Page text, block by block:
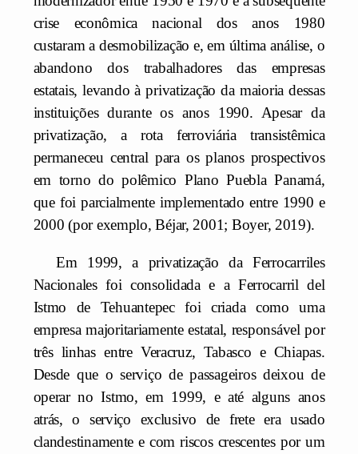
crise econômica nacional dos anos 1980
custaram a desmobilização e, em última análise, o
abandono dos trabalhadores das empresas
estatais, levando à privatização da maioria dessas
instituições durante os anos 1990. Apesar da
privatização, a rota ferroviária transistêmica
permaneceu central para os planos prospectivos
em torno do polêmico Plano Puebla Panamá,
que foi parcialmente implementado entre 1990 e
2000 (por exemplo, Béjar, 2001; Boyer, 2019).
Em 1999, a privatização da Ferrocarriles
Nacionales foi consolidada e a Ferrocarril del
Istmo de Tehuantepec foi criada como uma
empresa majoritariamente estatal, responsável por
três linhas entre Veracruz, Tabasco e Chiapas.
Desde que o serviço de passageiros deixou de
operar no Istmo, em 1999, e até alguns anos
atrás, o serviço exclusivo de frete era usado
clandestinamente e com riscos crescentes por um